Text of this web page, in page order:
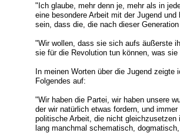
"Ich glaube, mehr denn je, mehr als in
eine besondere Arbeit mit der Jugend
sein, dass die, die nach dieser
"Wir wollen, dass sie sich aufs äußerste
sie für die Revolution tun können, was
In meinen Worten über die Jugend
Folgendes auf:
"Wir haben die Partei, wir haben unsere
der wir natürlich etwas fordern, und
politische Arbeit, die nicht
lang manchmal schematisch,